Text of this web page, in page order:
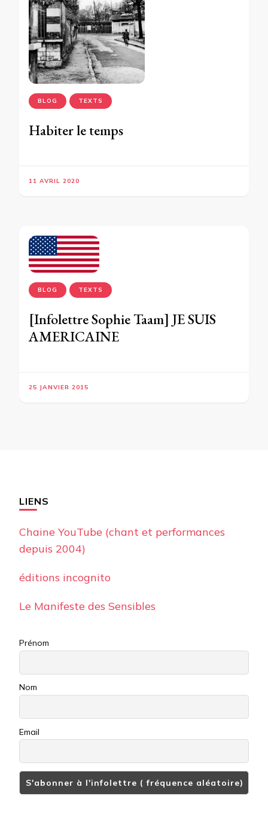
BLOG TEXTS
Habiter le temps
11 AVRIL 2020
BLOG TEXTS
[Infolettre Sophie Taam] JE SUIS
AMERICAINE
25 JANVIER 2015
LIENS
Chaine YouTube (chant et performances
depuis 2004)
éditions incognito
Le Manifeste des Sensibles
Prénom
Nom
Email